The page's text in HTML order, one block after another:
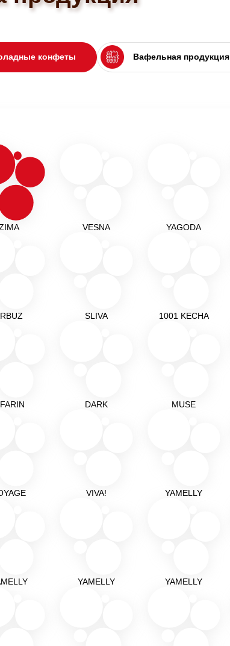
конфеты Вафельная продукция
VESNA YAGODA
SLIVA 1001 KECHA
DARK MUSE
VIVA! YAMELLY
YAMELLY YAMELLY
Подробнее